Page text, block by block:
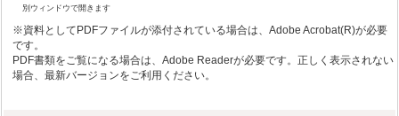
別ウィンドウで開きます
※資料としてPDFファイルが添付されている場合は、Adobe Acrobat(R)が必要
です。
PDF書類をご覧になる場合は、Adobe Readerが必要です。正しく表示されない
場合、最新バージョンをご利用ください。